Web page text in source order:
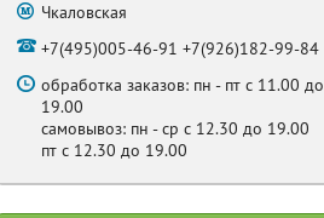
Чкаловская
+7(495)005-46-91 +7(926)182-99-84
обработка заказов: пн - пт с 11.00 до
19.00
самовывоз: пн - ср с 12.30 до 19.00
пт с 12.30 до 19.00